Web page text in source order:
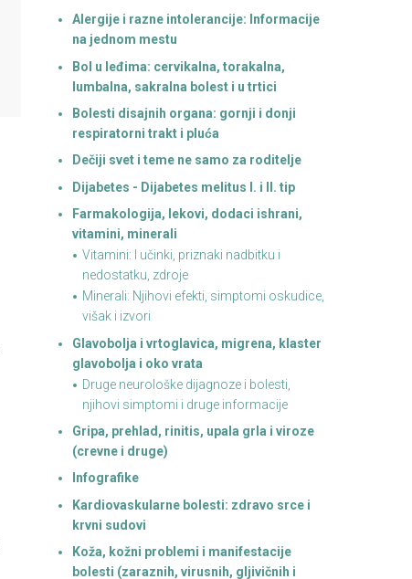
Alergije i razne intolerancije: Informacije
na jednom mestu
Bol u leđima: cervikalna, torakalna,
lumbalna, sakralna bolest i u trtici
Bolesti disajnih organa: gornji i donji
respiratorni trakt i pluća
Dečiji svet i teme ne samo za roditelje
Dijabetes - Dijabetes melitus I. i II. tip
Farmakologija, lekovi, dodaci ishrani,
vitamini, minerali
Vitamini: I učinki, priznaki nadbitku i
nedostatku, zdroje
Minerali: Njihovi efekti, simptomi oskudice,
višak i izvori
Glavobolja i vrtoglavica, migrena, klaster
glavobolja i oko vrata
Druge neurološke dijagnoze i bolesti,
njihovi simptomi i druge informacije
Gripa, prehlad, rinitis, upala grla i viroze
(crevne i druge)
Infografike
Kardiovaskularne bolesti: zdravo srce i
krvni sudovi
Koža, kožni problemi i manifestacije
bolesti (zaraznih, virusnih, gljivičnih i